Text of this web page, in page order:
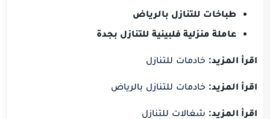
طباخات للتنازل بالرياض
عاملة منزلية فلبينية للتنازل بجدة
اقرأ المزيد: خادمات للتنازل
اقرأ المزيد: خادمات للتنازل بالرياض
اقرأ المزيد: شغالات للتنازل